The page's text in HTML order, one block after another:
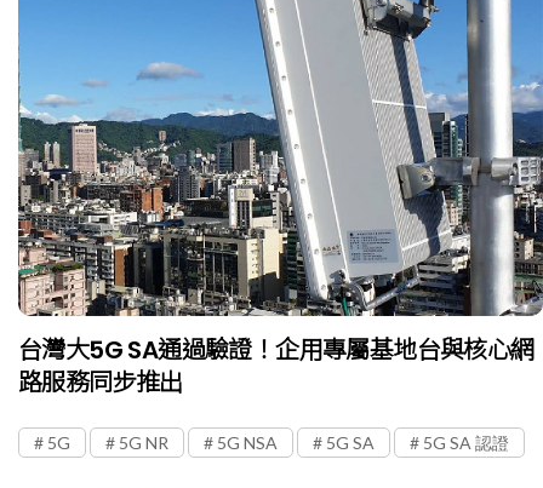
台灣大5G SA通過驗證！企用專屬基地台與核心網
路服務同步推出
5G 5G NR 5G NSA 5G SA 5G SA 認證